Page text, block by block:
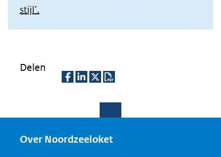
stijl’.
Delen
e
e
e
n
Over Noordzeeloket